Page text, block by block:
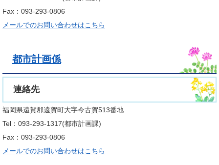
Fax：093-293-0806
メールでのお問い合わせはこちら
都市計画係
連絡先
福岡県遠賀郡遠賀町大字今古賀513番地
Tel：093-293-1317 都市計画課
Fax：093-293-0806
メールでのお問い合わせはこちら